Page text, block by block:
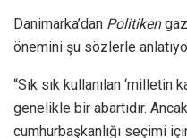
Danimarka’dan Politiken
önemini şu sözlerle
“Sık sık kullanılan
genelikle bir abartıdır.
cumhurbaşkanlığı seçimi